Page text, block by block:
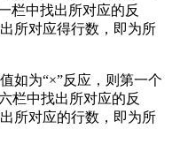
栏中找出所对应的反
所对应得行数，即为所
如为“×”反应，则第一个
栏中找出所对应的反
所对应的行数，即为所